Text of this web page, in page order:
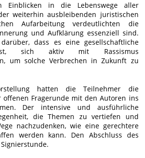
Einblicken in die Lebenswege aller
weiterhin ausbleibenden juristischen
Aufarbeitung verdeutlichten die
und Aufklärung essenziell sind.
dass es eine gesellschaftliche
ist, sich aktiv mit Rassismus
um solche Verbrechen in Zukunft zu
hatten die Teilnehmer die
offenen Fragerunde mit den Autoren ins
Der intensive und ausführliche
die Themen zu vertiefen und
nachzudenken, wie eine gerechtere
werden kann. Den Abschluss des